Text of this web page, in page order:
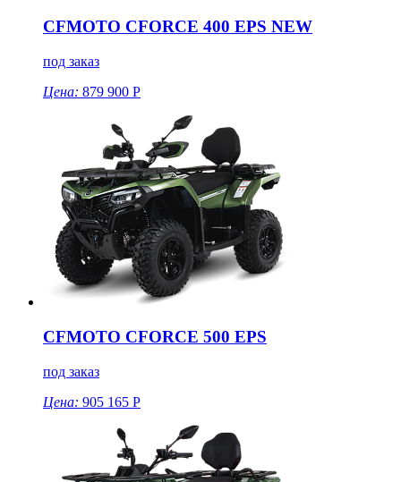
CFMOTO CFORCE 400 EPS NEW
под заказ
Цена: 879 900 Р
CFMOTO CFORCE 500 EPS
под заказ
Цена: 905 165 Р